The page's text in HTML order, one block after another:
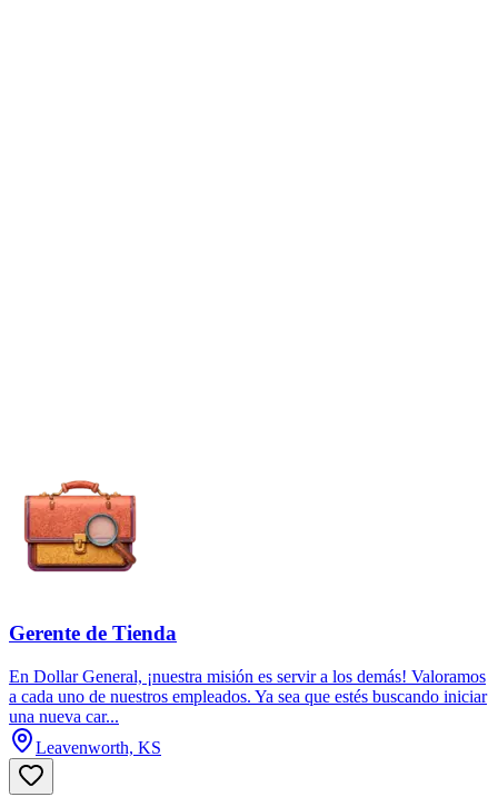
Gerente de Tienda
En Dollar General, ¡nuestra misión es servir a los demás! Valoramos
a cada uno de nuestros empleados. Ya sea que estés buscando iniciar
una nueva car...
Leavenworth, KS